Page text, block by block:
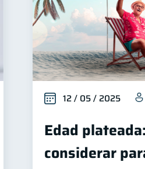
12 / 05 / 2025
Edad
considerar